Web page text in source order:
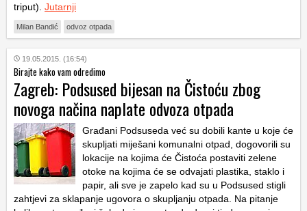
triput). Jutarnji
Milan Bandić odvoz otpada
19.05.2015. (16:54)
Birajte kako vam odredimo
Zagreb: Podsused bijesan na Čistoću zbog
novoga načina naplate odvoza otpada
Građani Podsuseda već su dobili kante u koje će
skupljati miješani komunalni otpad, dogovorili su
lokacije na kojima će Čistoća postaviti zelene
otoke na kojima će se odvajati plastika, staklo i
papir, ali sve je zapelo kad su u Podsused stigli
zahtjevi za sklapanje ugovora o skupljanju otpada. Na pitanje